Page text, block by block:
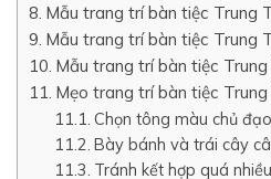
Mẫu trang trí bàn tiệc Trung
Mẫu trang trí bàn tiệc Trung
Mẫu trang trí bàn tiệc
Mẹo trang trí bàn tiệc
Chọn tông màu chủ đạo
Bày bánh và trái cây
Tránh kết hợp quá